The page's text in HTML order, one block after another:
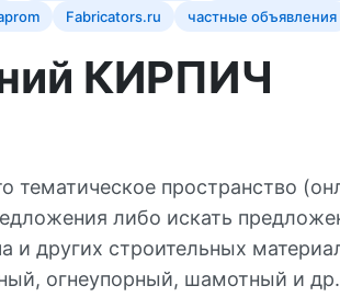
Fabricators.ru частные объявления
КИРПИЧ
пространство
либо искать
и других строительных
огнеупорный, шамотный и